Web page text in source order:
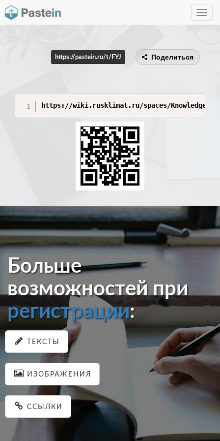
Toggle
https://pastein.ru/t/FYJ Поделиться
https://wiki.rusklimat.ru/spaces/KnowledgeIT/pages/
Больше
возможностей при
регистрации:
ТЕКСТЫ
ИЗОБРАЖЕНИЯ
ССЫЛКИ